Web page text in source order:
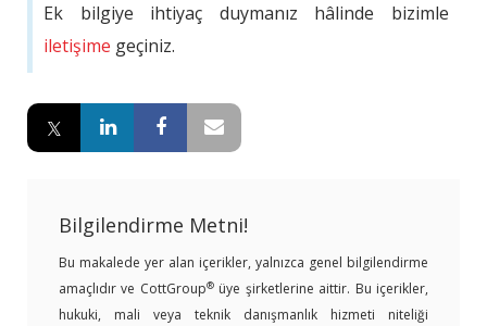
Ek bilgiye ihtiyaç duymanız hâlinde bizimle
iletişime geçiniz.
Bilgilendirme Metni!
Bu makalede yer alan içerikler, yalnızca genel bilgilendirme
amaçlıdır ve CottGroup®üye şirketlerine aittir. Bu içerikler,
hukuki, mali veya teknik danışmanlık hizmeti niteliği